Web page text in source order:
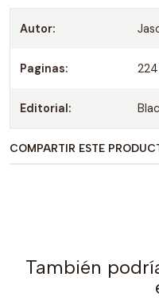
Autor:
Paginas: 224
Editorial:
COMPARTIR ESTE
También